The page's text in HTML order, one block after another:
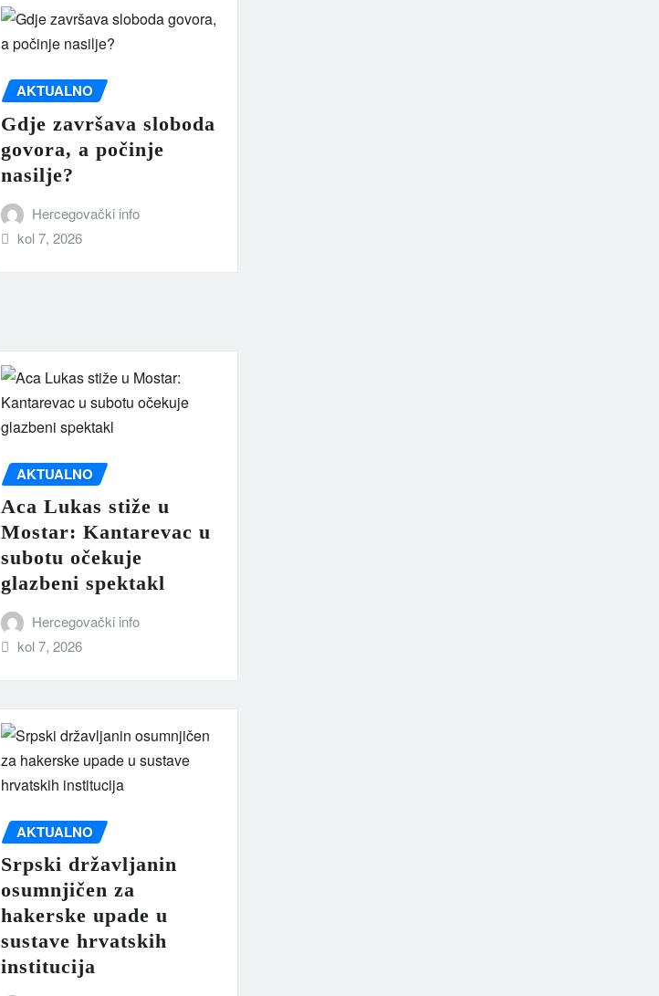
AKTUALNO
Gdje završava sloboda
govora, a počinje
nasilje?
Hercegovački info
kol 7, 2026
AKTUALNO
Aca Lukas stiže u
Mostar: Kantarevac u
subotu očekuje
glazbeni spektakl
Hercegovački info
kol 7, 2026
AKTUALNO
Srpski državljanin
osumnjičen za
hakerske upade u
sustave hrvatskih
institucija